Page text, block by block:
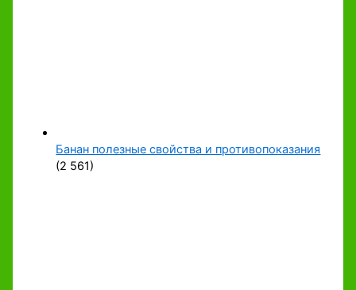
Банан полезные свойства и противопоказания
(2 561)